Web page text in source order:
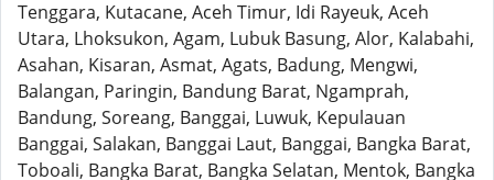
Tenggara, Kutacane, Aceh Timur, Idi Rayeuk, Aceh
Utara, Lhoksukon, Agam, Lubuk Basung, Alor, Kalabahi,
Asahan, Kisaran, Asmat, Agats, Badung, Mengwi,
Balangan, Paringin, Bandung Barat, Ngamprah,
Bandung, Soreang, Banggai, Luwuk, Kepulauan
Banggai, Salakan, Banggai Laut, Banggai, Bangka Barat,
Toboali, Bangka Barat, Bangka Selatan, Mentok, Bangka